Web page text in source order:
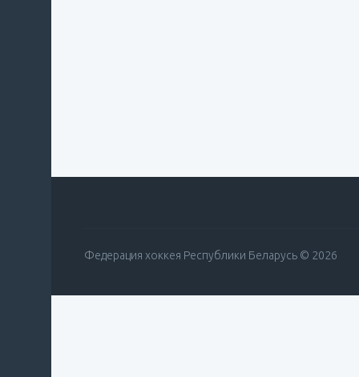
Федерация хоккея Республики Беларусь © 2026